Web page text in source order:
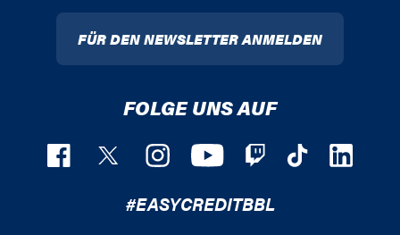
FÜR DEN NEWSLETTER ANMELDEN
FOLGE UNS AUF
#EASYCREDITBBL